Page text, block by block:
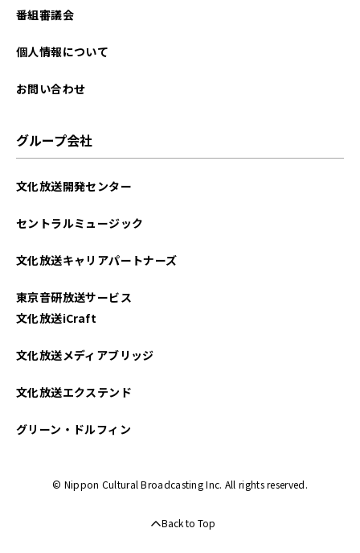
番組審議会
個人情報について
お問い合わせ
グループ会社
文化放送開発センター
セントラルミュージック
文化放送キャリアパートナーズ
東京音研放送サービス
文化放送iCraft
文化放送メディアブリッジ
文化放送エクステンド
グリーン・ドルフィン
© Nippon Cultural Broadcasting Inc. All rights reserved.
Back to Top